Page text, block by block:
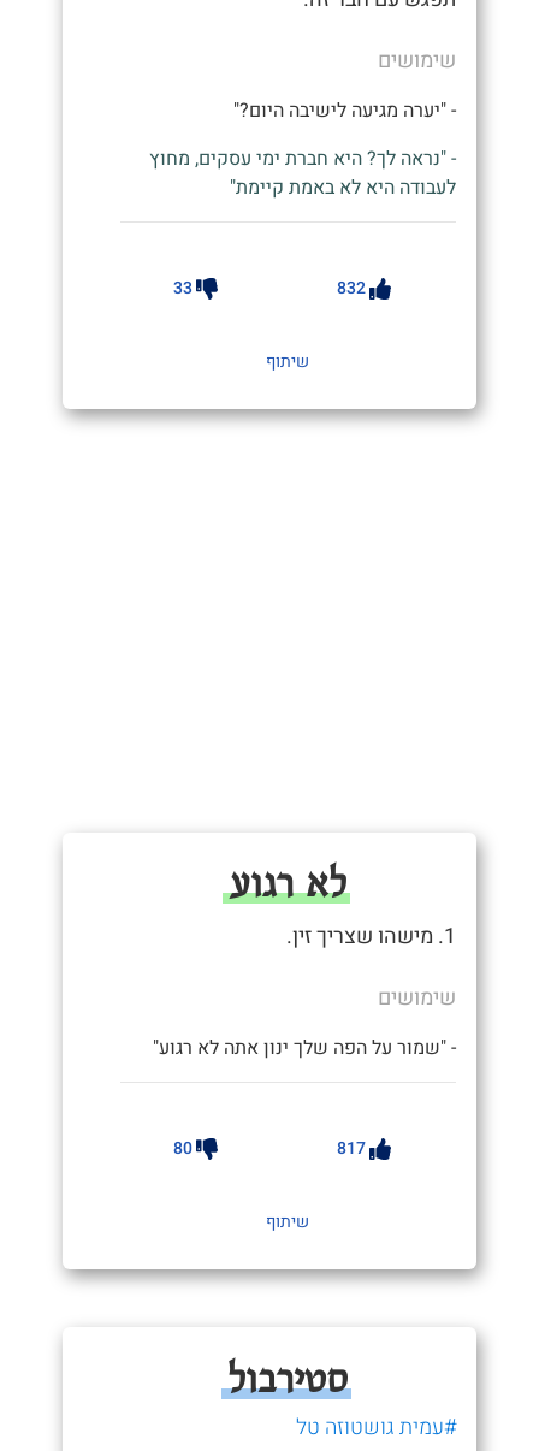
שימושים
- "יערה מגיעה לישיבה היום?"
- "נראה לך? היא חברת ימי עסקים, מחוץ
לעבודה היא לא באמת קיימת"
832
33
שיתוף
לא רגוע
1. מישהו שצריך זין.
שימושים
- "שמור על הפה שלך ינון אתה לא רגוע"
817
80
שיתוף
סטירבול
#עמית גושטוזה טל